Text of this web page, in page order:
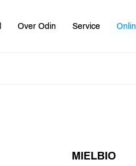
Over Odin Service
MIELBIO